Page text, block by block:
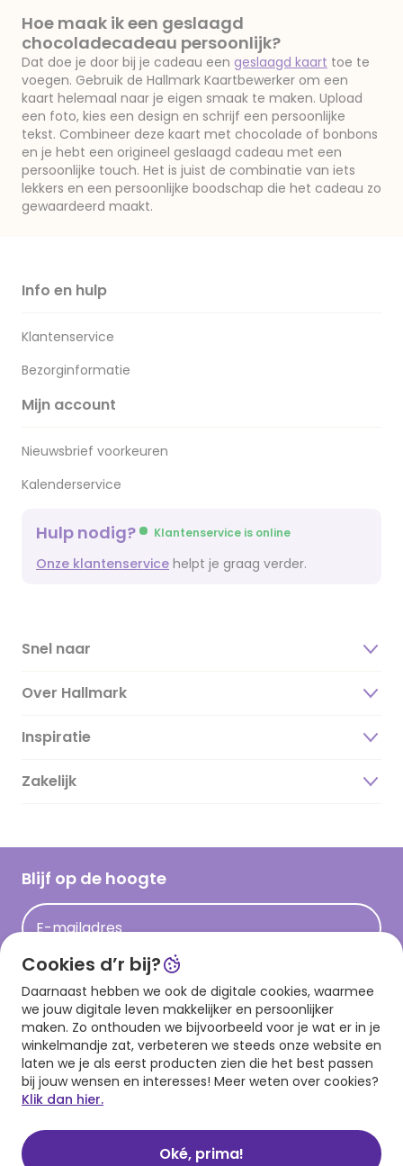
Hoe maak ik een geslaagd
chocoladecadeau persoonlijk?
Dat doe je door bij je cadeau een geslaagd kaart toe te
voegen. Gebruik de Hallmark Kaartbewerker om een
kaart helemaal naar je eigen smaak te maken. Upload
een foto, kies een design en schrijf een persoonlijke
tekst. Combineer deze kaart met chocolade of bonbons
en je hebt een origineel geslaagd cadeau met een
persoonlijke touch. Het is juist de combinatie van iets
lekkers en een persoonlijke boodschap die het cadeau zo
gewaardeerd maakt.
Info en hulp
Klantenservice
Bezorginformatie
Mijn account
Nieuwsbrief voorkeuren
Kalenderservice
Hulp nodig? Klantenservice is online
Onze klantenservice helpt je graag verder.
Snel naar
Over Hallmark
Over ons
Duurzaamheid
Hallmark Kaartclub
Acties
Hallmark en Kinderpostzegels
Inspiratie
Magazine
Cadeau inspiratie
Kaartinspiratie
Zakelijk
Blijf op de hoogte
E-mailadres
Aanmelden
Download onze app
Cookies d’r bij?
Daarnaast hebben we ook de digitale cookies, waarmee
we jouw digitale leven makkelijker en persoonlijker
maken. Zo onthouden we bijvoorbeeld voor je wat er in je
winkelmandje zat, verbeteren we steeds onze website en
laten we je als eerst producten zien die het best passen
bij jouw wensen en interesses! Meer weten over cookies?
Klik dan hier.
Oké, prima!